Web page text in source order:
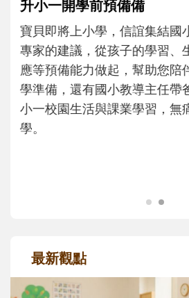
和孩子一起長大的那個男
不同模樣
沒有人天生就擅長當爸爸！
次「前所未有」的體驗中，
大。從給予安全感的肢體遊
主、角色認同及解決問題的
正嘗試用不同的模樣，參與
最新觀點